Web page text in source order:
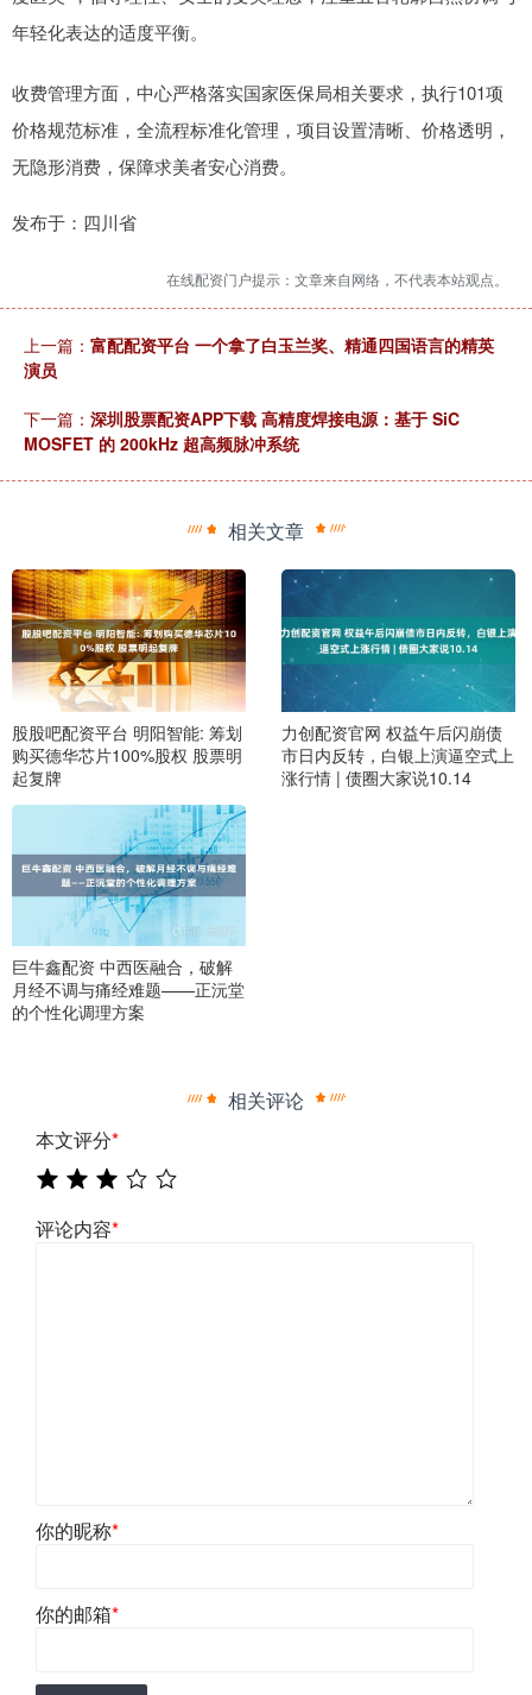
年轻化表达的适度平衡。
收费管理方面，中心严格落实国家医保局相关要求，执行101项
价格规范标准，全流程标准化管理，项目设置清晰、价格透明，
无隐形消费，保障求美者安心消费。
发布于：四川省
在线配资门户提示：文章来自网络，不代表本站观点。
上一篇： 富配配资平台 一个拿了白玉兰奖、精通四国语言的精英
演员
下一篇： 深圳股票配资APP下载 高精度焊接电源：基于 SiC
MOSFET 的 200kHz 超高频脉冲系统
相关文章
股股吧配资平台 明阳智能: 筹划
购买德华芯片100%股权 股票明
起复牌
力创配资官网 权益午后闪崩债
市日内反转，白银上演逼空式上
涨行情 | 债圈大家说10.14
巨牛鑫配资 中西医融合，破解
月经不调与痛经难题——正沅堂
的个性化调理方案
相关评论
本文评分*
评论内容*
你的昵称*
你的邮箱*